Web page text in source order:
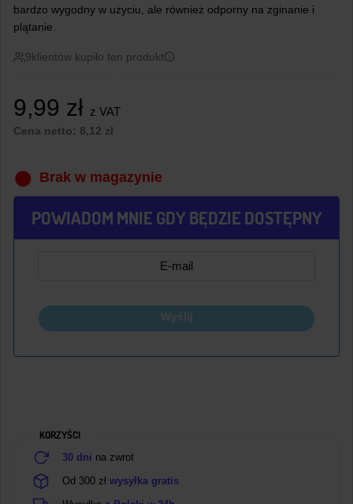
bardzo wygodny w użyciu, ale również odporny na zginanie i
plątanie.
9klientów kupiło ten produkt
9,99 zł z VAT
Cena netto: 8,12 zł
Brak w magazynie
POWIADOM MNIE GDY BĘDZIE DOSTĘPNY
Wyślij
KORZYŚCI
30 dni na zwrot
Od 300 zł wysyłka gratis